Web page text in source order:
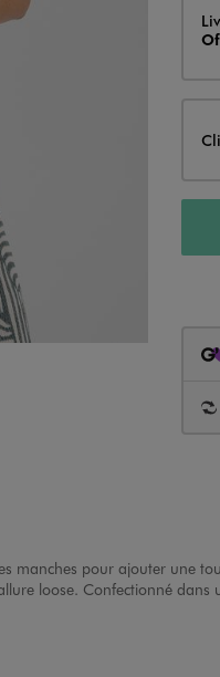
manches pour ajouter une
loose. Confectionné